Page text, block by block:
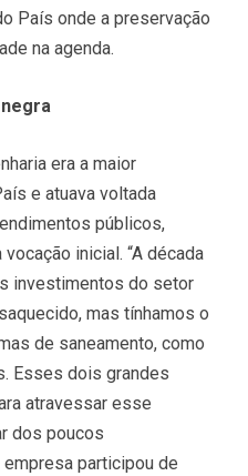
País onde a preservação
na agenda.
era a maior
e atuava voltada
públicos,
inicial. “A década
investimentos do setor
mas tínhamos o
de saneamento, como
Esses dois grandes
atravessar esse
dos poucos
participou de